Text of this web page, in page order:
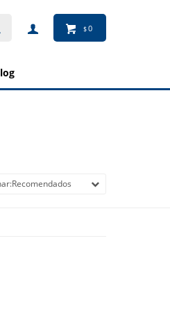
blog
$0
Recomendados